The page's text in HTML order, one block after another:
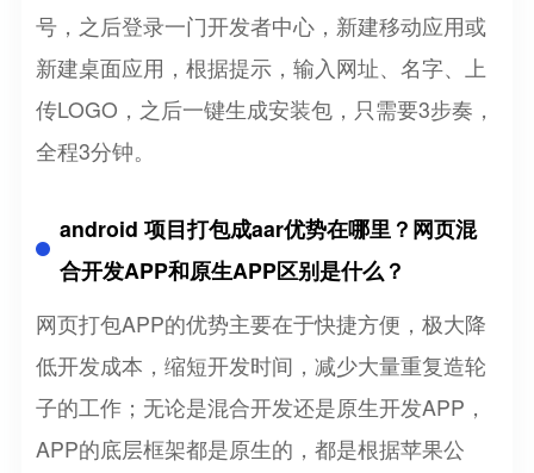
号，之后登录一门开发者中心，新建移动应用或
新建桌面应用，根据提示，输入网址、名字、上
传LOGO，之后一键生成安装包，只需要3步奏，
全程3分钟。
android 项目打包成aar优势在哪里？网页混
合开发APP和原生APP区别是什么？
网页打包APP的优势主要在于快捷方便，极大降
低开发成本，缩短开发时间，减少大量重复造轮
子的工作；无论是混合开发还是原生开发APP，
APP的底层框架都是原生的，都是根据苹果公